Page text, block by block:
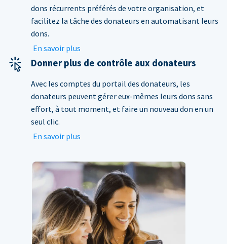
dons récurrents préférés de votre organisation, et
facilitez la tâche des donateurs en automatisant leurs
dons.
En savoir plus
Donner plus de contrôle aux donateurs
Avec les comptes du portail des donateurs, les
donateurs peuvent gérer eux-mêmes leurs dons sans
effort, à tout moment, et faire un nouveau don en un
seul clic.
En savoir plus